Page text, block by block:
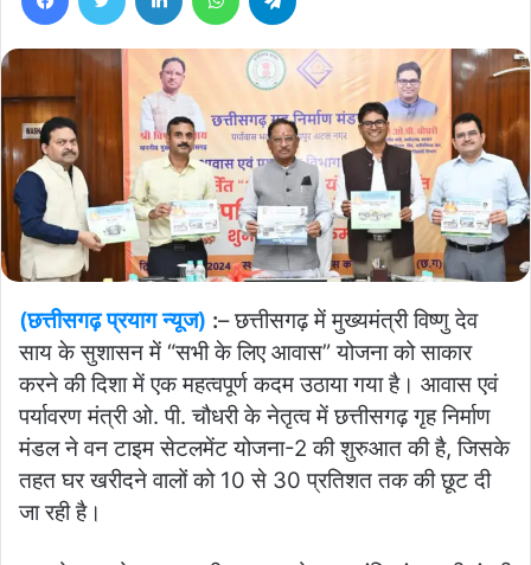
(छत्तीसगढ़ प्रयाग न्यूज) :– छत्तीसगढ़ में मुख्यमंत्री विष्णु देव
साय के सुशासन में “सभी के लिए आवास” योजना को साकार
करने की दिशा में एक महत्वपूर्ण कदम उठाया गया है। आवास एवं
पर्यावरण मंत्री ओ. पी. चौधरी के नेतृत्व में छत्तीसगढ़ गृह निर्माण
मंडल ने वन टाइम सेटलमेंट योजना-2 की शुरुआत की है, जिसके
तहत घर खरीदने वालों को 10 से 30 प्रतिशत तक की छूट दी
जा रही है।